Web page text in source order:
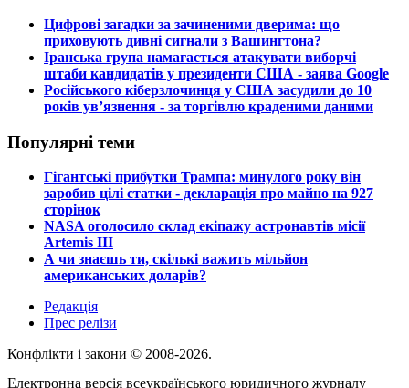
​Цифрові загадки за зачиненими дверима: що
приховують дивні сигнали з Вашингтона?
​Іранська група намагається атакувати виборчі
штаби кандидатів у президенти США - заява Google
​Російського кіберзлочинця у США засудили до 10
років ув’язнення - за торгівлю краденими даними
Популярні теми
​Гігантські прибутки Трампа: минулого року він
заробив цілі статки - декларація про майно на 927
сторінок
​NASA оголосило склад екіпажу астронавтів місії
Artemis III
​А чи знаєшь ти, скількі важить мільйон
американських доларів?
Редакція
Прес релізи
Конфлікти і закони © 2008-2026.
Електронна версія всеукраїнського юридичного журналу